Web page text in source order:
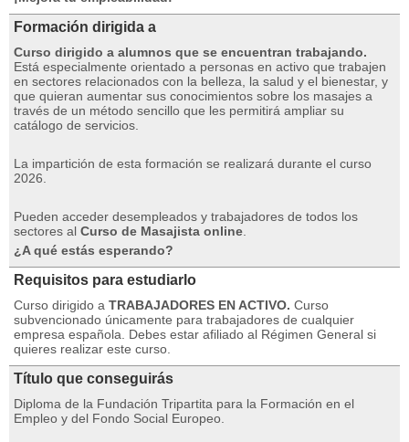
Formación dirigida a
Curso dirigido a alumnos que se encuentran trabajando.
Está especialmente orientado a personas en activo que trabajen
en sectores relacionados con la belleza, la salud y el bienestar, y
que quieran aumentar sus conocimientos sobre los masajes a
través de un método sencillo que les permitirá ampliar su
catálogo de servicios.
La impartición de esta formación se realizará durante el curso
2026.
Pueden acceder desempleados y trabajadores de todos los
sectores al Curso de Masajista online
¿A qué estás esperando?
Requisitos para estudiarlo
Curso dirigido a TRABAJADORES EN ACTIVO. Curso
subvencionado únicamente para trabajadores de cualquier
empresa española. Debes estar afiliado al Régimen General si
quieres realizar este curso.
Título que conseguirás
Diploma de la Fundación Tripartita para la Formación en el
Empleo y del Fondo Social Europeo.